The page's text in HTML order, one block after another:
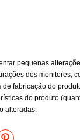
pequenas
dos monitores,
fabricação do
do produto
alteradas.